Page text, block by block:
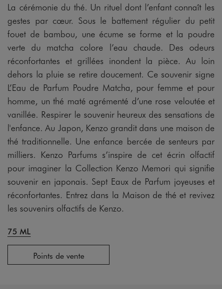
La cérémonie du thé. Un rituel dont l’enfant connaît les
gestes par cœur. Sous le battement régulier du petit
fouet de bambou, une écume se forme et la poudre
verte du matcha colore l’eau chaude. Des odeurs
réconfortantes et grillées inondent la pièce. Au loin
dehors la pluie se retire doucement. Ce souvenir signe
L’Eau de Parfum Poudre Matcha, pour femme et pour
homme, un thé maté agrémenté d’une rose veloutée et
vanillée. Respirer le souvenir heureux des sensations de
l'enfance. Au Japon, Kenzo grandit dans une maison de
thé traditionnelle. Une enfance bercée de senteurs par
milliers. Kenzo Parfums s’inspire de cet écrin olfactif
pour imaginer la Collection Kenzo Memori qui signifie
souvenir en japonais. Sept Eaux de Parfum joyeuses et
réconfortantes. Entrez dans la Maison de thé et revivez
les souvenirs olfactifs de Kenzo.
75 ML
Points de vente